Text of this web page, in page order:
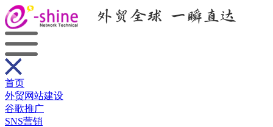
首页
外贸网站建设
谷歌推广
SNS营销